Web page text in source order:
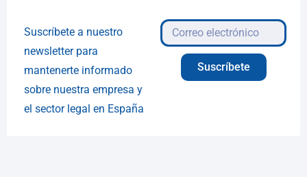
Suscríbete a nuestro
newsletter para
mantenerte informado
sobre nuestra empresa y
el sector legal en España
Suscríbete